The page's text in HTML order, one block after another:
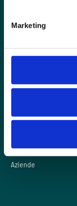
Marketing
02 00705120
Domande frequenti
Cosa facciamo
Aziende